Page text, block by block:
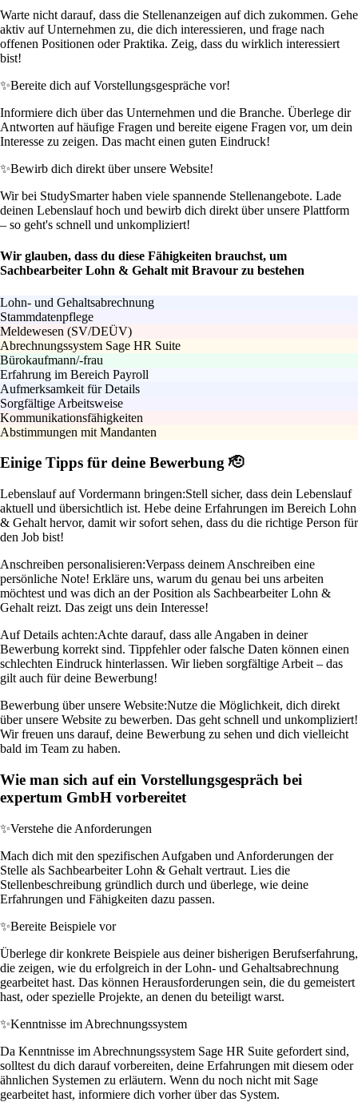
Warte nicht darauf, dass die Stellenanzeigen auf dich zukommen. Gehe
aktiv auf Unternehmen zu, die dich interessieren, und frage nach
offenen Positionen oder Praktika. Zeig, dass du wirklich interessiert
bist!
✨Bereite dich auf Vorstellungsgespräche vor!
Informiere dich über das Unternehmen und die Branche. Überlege dir
Antworten auf häufige Fragen und bereite eigene Fragen vor, um dein
Interesse zu zeigen. Das macht einen guten Eindruck!
✨Bewirb dich direkt über unsere Website!
Wir bei StudySmarter haben viele spannende Stellenangebote. Lade
deinen Lebenslauf hoch und bewirb dich direkt über unsere Plattform
– so geht's schnell und unkompliziert!
Wir glauben, dass du diese Fähigkeiten brauchst, um
Sachbearbeiter Lohn & Gehalt mit Bravour zu bestehen
Lohn- und Gehaltsabrechnung
Stammdatenpflege
Meldewesen (SV/DEÜV)
Abrechnungssystem Sage HR Suite
Bürokaufmann/-frau
Erfahrung im Bereich Payroll
Aufmerksamkeit für Details
Sorgfältige Arbeitsweise
Kommunikationsfähigkeiten
Abstimmungen mit Mandanten
Einige Tipps für deine Bewerbung 🫡
Lebenslauf auf Vordermann bringen:Stell sicher, dass dein Lebenslauf
aktuell und übersichtlich ist. Hebe deine Erfahrungen im Bereich Lohn
& Gehalt hervor, damit wir sofort sehen, dass du die richtige Person für
den Job bist!
Anschreiben personalisieren:Verpass deinem Anschreiben eine
persönliche Note! Erkläre uns, warum du genau bei uns arbeiten
möchtest und was dich an der Position als Sachbearbeiter Lohn &
Gehalt reizt. Das zeigt uns dein Interesse!
Auf Details achten:Achte darauf, dass alle Angaben in deiner
Bewerbung korrekt sind. Tippfehler oder falsche Daten können einen
schlechten Eindruck hinterlassen. Wir lieben sorgfältige Arbeit – das
gilt auch für deine Bewerbung!
Bewerbung über unsere Website:Nutze die Möglichkeit, dich direkt
über unsere Website zu bewerben. Das geht schnell und unkompliziert!
Wir freuen uns darauf, deine Bewerbung zu sehen und dich vielleicht
bald im Team zu haben.
Wie man sich auf ein Vorstellungsgespräch bei
expertum GmbH vorbereitet
✨Verstehe die Anforderungen
Mach dich mit den spezifischen Aufgaben und Anforderungen der
Stelle als Sachbearbeiter Lohn & Gehalt vertraut. Lies die
Stellenbeschreibung gründlich durch und überlege, wie deine
Erfahrungen und Fähigkeiten dazu passen.
✨Bereite Beispiele vor
Überlege dir konkrete Beispiele aus deiner bisherigen Berufserfahrung,
die zeigen, wie du erfolgreich in der Lohn- und Gehaltsabrechnung
gearbeitet hast. Das können Herausforderungen sein, die du gemeistert
hast, oder spezielle Projekte, an denen du beteiligt warst.
✨Kenntnisse im Abrechnungssystem
Da Kenntnisse im Abrechnungssystem Sage HR Suite gefordert sind,
solltest du dich darauf vorbereiten, deine Erfahrungen mit diesem oder
ähnlichen Systemen zu erläutern. Wenn du noch nicht mit Sage
gearbeitet hast, informiere dich vorher über das System.